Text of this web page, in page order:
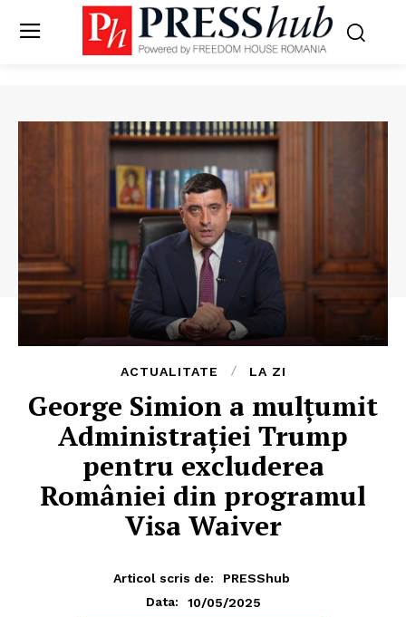
ACTUALITATE LA ZI
George Simion a mulțumit
Administrației Trump
pentru excluderea
României din programul
Visa Waiver
Articol scris de:
PRESShub
Data:
10/05/2025